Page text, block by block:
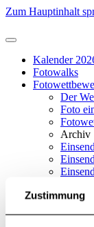
Zustimmung
Zum Hauptinhalt
Kalender
Fotowalks
Der
Foto
Archiv